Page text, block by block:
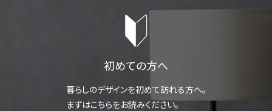
初めての方へ
暮らしのデザインを初めて訪れる方へ。
まずはこちらをお読みください。